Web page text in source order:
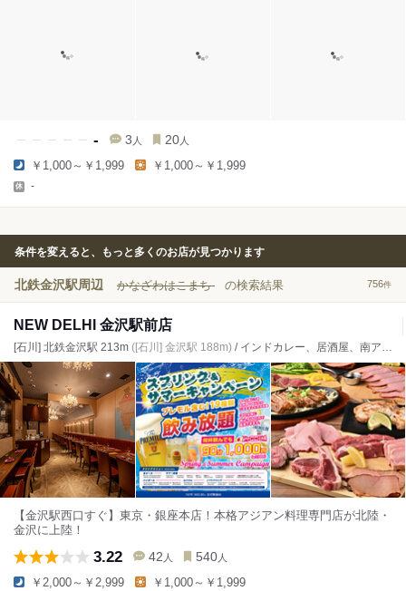
- 3 人 20 人
￥1,000～￥1,999 ￥1,000～￥1,999
-
条件を変えると、もっと多くのお店が見つかります
北鉄金沢駅周辺 かなざわはこまち の検索結果 756件
NEW DELHI 金沢駅前店
[石川] 北鉄金沢駅 213m ([石川] 金沢駅 188m) / インドカレー、居酒屋、南アジア料理
【金沢駅西口すぐ】東京・銀座本店！本格アジアン料理専門店が北陸・
金沢に上陸！
3.22 42 人 540 人
￥2,000～￥2,999 ￥1,000～￥1,999